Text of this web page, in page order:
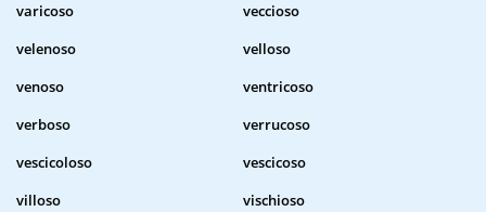
varicoso
veccioso
velenoso
velloso
venoso
ventricoso
verboso
verrucoso
vescicoloso
vescicoso
villoso
vischioso